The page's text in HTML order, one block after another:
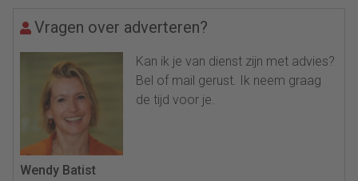
Vragen over adverteren?
Kan ik je van dienst zijn met advies?
Bel of mail gerust. Ik neem graag
de tijd voor je.
Wendy Batist